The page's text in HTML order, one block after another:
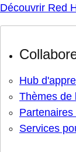
Découvrir Red
Hub
Thèmes de
Partenaires
Services